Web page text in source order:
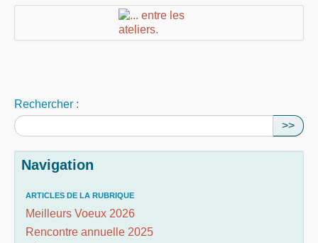
Rechercher :
>>
Navigation
ARTICLES DE LA RUBRIQUE
Meilleurs Voeux 2026
Rencontre annuelle 2025